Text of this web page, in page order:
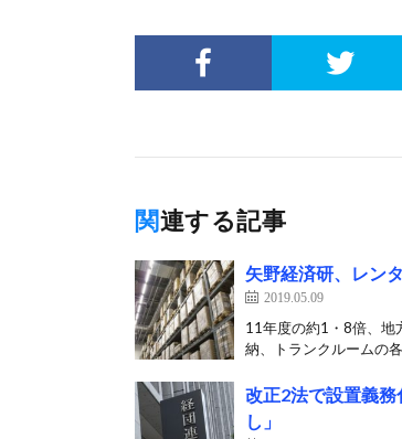
関連する記事
矢野経済研、レン
2019.05.09
11年度の約1・8倍、地
納、トランクルームの
改正2法で設置義
し」